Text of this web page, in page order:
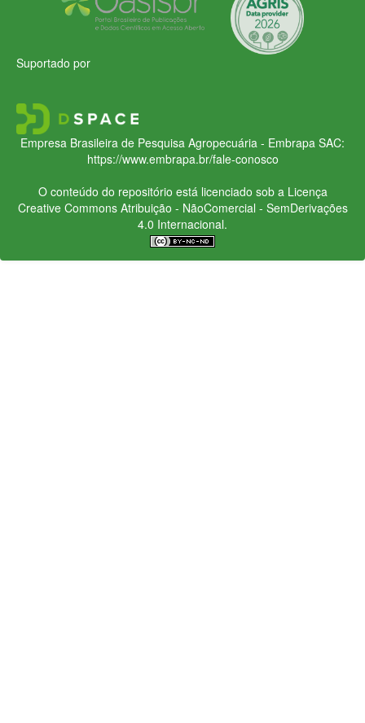
Suportado por
Empresa Brasileira de Pesquisa Agropecuária - Embrapa SAC:
https://www.embrapa.br/fale-conosco
O conteúdo do repositório está licenciado sob a Licença
Creative CommonsAtribuição - NãoComercial - SemDerivações
4.0 Internacional.